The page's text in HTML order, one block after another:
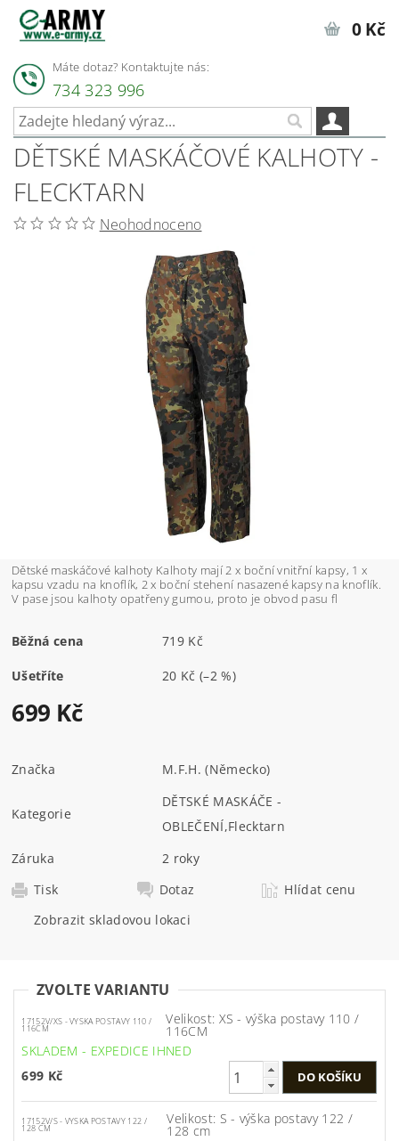
Máte dotaz? Kontaktujte nás:
734 323 996
0 Kč
DĚTSKÉ MASKÁČOVÉ KALHOTY -
FLECKTARN
Neohodnoceno
Dětské maskáčové kalhoty Kalhoty mají 2 x boční vnitřní kapsy, 1 x
kapsu vzadu na knoflík, 2 x boční stehení nasazené kapsy na knoflík.
V pase jsou kalhoty opatřeny gumou, proto je obvod pasu fl
Běžná cena 719 Kč
Ušetříte 20 Kč(–2 %)
699 Kč
Značka M.F.H. (Německo)
Kategorie
DĚTSKÉ MASKÁČE -
OBLEČENÍ,Flecktarn
Záruka
2 roky
Tisk
Dotaz
Hlídat cenu
Zobrazit skladovou lokaci
ZVOLTE VARIANTU
17152V/XS - VYSKA POSTAVY 110 /
116CM
Velikost: XS - výška postavy 110 /
116CM
SKLADEM - EXPEDICE IHNED
699 Kč
17152V/S - VYSKA POSTAVY 122 /
128 CM
Velikost: S - výška postavy 122 /
128 cm